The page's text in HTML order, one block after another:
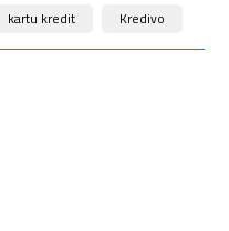
kartu kredit Kredivo